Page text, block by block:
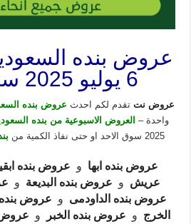
عروض بنده
6 يوليو 2025 سوق الاحد
عروض نتتقدم لكم احدث عروض بنده
واحدة – العروض الاسبوعية من بنده
2025 سوق الاحد او حتى نفاذ الكمية من
عروض بنده ابها و عروض بنده
عريش
و عروض بنده البديعة و
عروض بنده الداودمى
و عروض بنده
الخرج
و عروض بنده الخبر و عروض